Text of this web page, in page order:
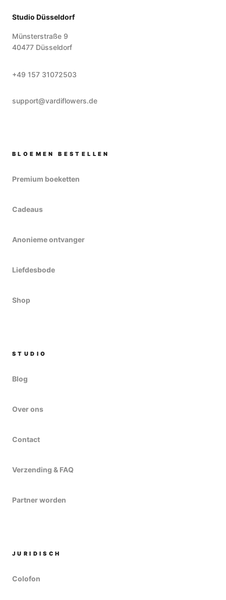
Studio Düsseldorf
Münsterstraße 9
40477 Düsseldorf
+49 157 31072503
support@vardiflowers.de
BLOEMEN BESTELLEN
Premium boeketten
Cadeaus
Anonieme ontvanger
Liefdesbode
Shop
STUDIO
Blog
Over ons
Contact
Verzending & FAQ
Partner worden
JURIDISCH
Colofon